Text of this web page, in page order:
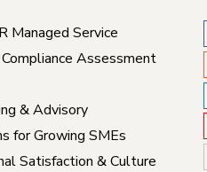
Managed Service
Assessment
& Advisory
for Growing SMEs
Satisfaction & Culture